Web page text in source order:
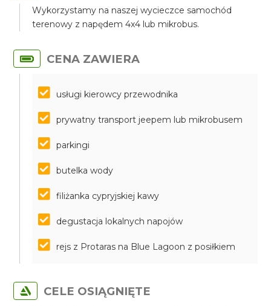
Wykorzystamy na naszej wycieczce samochód
terenowy z napędem 4x4 lub mikrobus.
CENA ZAWIERA
usługi kierowcy przewodnika
prywatny transport jeepem lub mikrobusem
parkingi
butelka wody
filiżanka cypryjskiej kawy
degustacja lokalnych napojów
rejs z Protaras na Blue Lagoon z posiłkiem
CELE OSIĄGNIĘTE